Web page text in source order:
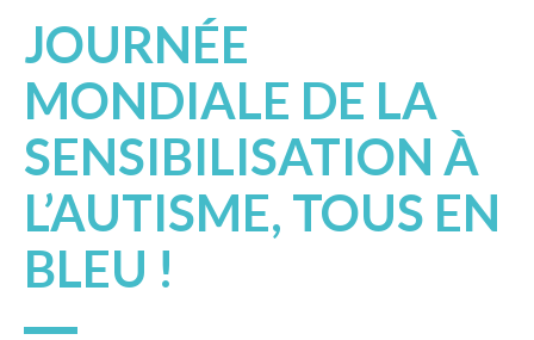
JOURNÉE
MONDIALE DE LA
SENSIBILISATION À
L’AUTISME, TOUS EN
BLEU !